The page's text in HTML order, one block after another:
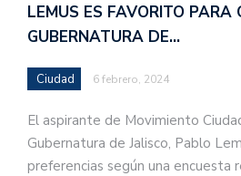
LEMUS ES FAVORITO PARA
GUBERNATURA DE…
Ciudad 6 febrero, 2024
El aspirante de Movimiento
Gubernatura de Jalisco, Pablo
preferencias según una encuesta